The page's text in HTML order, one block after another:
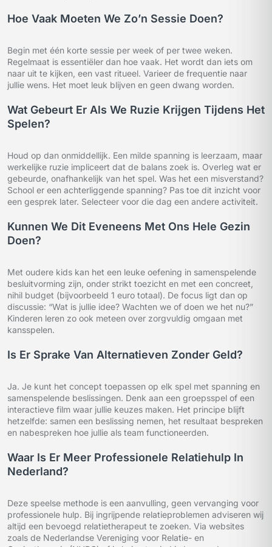
Hoe Vaak Moeten We Zo’n Sessie Doen?
Begin met één korte sessie per week of per twee weken.
Regelmaat is essentiëler dan hoe vaak. Het wordt dan iets om
naar uit te kijken, een vast ritueel. Varieer de frequentie naar
jullie wens. Het moet leuk blijven en geen dwang worden.
Wat Gebeurt Er Als We Ruzie Krijgen Tijdens Het
Spelen?
Houd op dan onmiddellijk. Een milde spanning is leerzaam, maar
werkelijke ruzie impliceert dat de balans zoek is. Overleg wat er
gebeurde, onafhankelijk van het spel. Was het een misverstand?
School er een achterliggende spanning? Pas toe dit inzicht voor
een gesprek later. Selecteer voor die dag een andere activiteit.
Kunnen We Dit Eveneens Met Ons Hele Gezin
Doen?
Met oudere kids kan het een leuke oefening in samenspelende
besluitvorming zijn, onder strikt toezicht en met een concreet,
nihil budget (bijvoorbeeld 1 euro totaal). De focus ligt dan op
discussie: “Wat is jullie idee? Wachten we of doen we het nu?”
Kinderen leren zo ook meteen over zorgvuldig omgaan met
kansspelen.
Is Er Sprake Van Alternatieven Zonder Geld?
Ja. Je kunt het concept toepassen op elk spel met spanning en
samenspelende beslissingen. Denk aan een groepsspel of een
interactieve film waar jullie keuzes maken. Het principe blijft
hetzelfde: samen een beslissing nemen, het resultaat bespreken
en nabespreken hoe jullie als team functioneerden.
Waar Is Er Meer Professionele Relatiehulp In
Nederland?
Deze speelse methode is een aanvulling, geen vervanging voor
professionele hulp. Bij ingrijpende relatieproblemen adviseren wij
altijd een bevoegd relatietherapeut te zoeken. Via websites
zoals de Nederlandse Vereniging voor Relatie- en